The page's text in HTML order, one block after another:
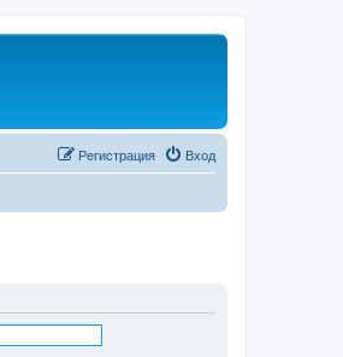
Вход
Регистрация